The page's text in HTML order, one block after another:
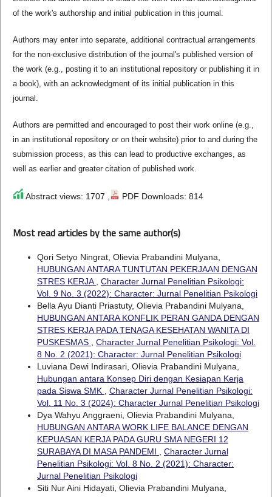
of the work's authorship and initial publication in this journal.
Authors may enter into separate, additional contractual arrangements
for the non-exclusive distribution of the journal's published version of
the work (e.g., posting it to an institutional repository or publishing it in
a book), with an acknowledgment of its initial publication in this
journal.
Authors are permitted and encouraged to post their work online (e.g.,
in an institutional repository or on their website) prior to and during the
submission process, as this can lead to productive exchanges, as
well as earlier and greater citation of published work.
Abstract views: 1707 , PDF Downloads: 814
Most read articles by the same author(s)
Qori Setyo Ningrat, Olievia Prabandini Mulyana,
HUBUNGAN ANTARA TUNTUTAN PEKERJAAN DENGAN
STRES KERJA
Character Jurnal Penelitian Psikologi:
Vol. 9 No. 3 (2022): Character: Jurnal Penelitian Psikologi
Bella Ayu Dianti Priastuty, Olievia Prabandini Mulyana,
HUBUNGAN ANTARA KONFLIK PERAN GANDA DENGAN
STRES KERJA PADA TENAGA KESEHATAN WANITA DI
PUSKESMAS
Character Jurnal Penelitian Psikologi: Vol.
8 No. 2 (2021): Character: Jurnal Penelitian Psikologi
Luviana Dewi Indirasari, Olievia Prabandini Mulyana,
Hubungan antara Konsep Diri dengan Kesiapan Kerja
pada Siswa SMK
Character Jurnal Penelitian Psikologi:
Vol. 11 No. 3 (2024): Character Jurnal Penelitian Psikologi
Dya Wahyu Anggraeni, Olievia Prabandini Mulyana,
HUBUNGAN ANTARA WORK LIFE BALANCE DENGAN
KEPUASAN KERJA PADA GURU SMA NEGERI 12
SURABAYA DI MASA PANDEMI
Character Jurnal
Penelitian Psikologi: Vol. 8 No. 2 (2021): Character:
Jurnal Penelitian Psikologi
Siti Nur Aini Hidayati, Olievia Prabandini Mulyana,